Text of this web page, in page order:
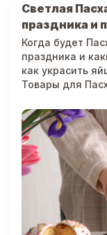
Светлая
праздника и
Когда будет
праздника и
как украсить
Товары для